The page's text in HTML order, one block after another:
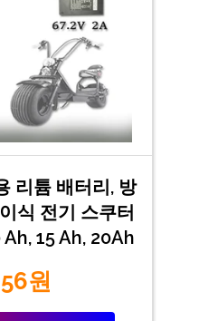
리튬 배터리, 방
식 전기 스쿠터
15 Ah, 20Ah
원